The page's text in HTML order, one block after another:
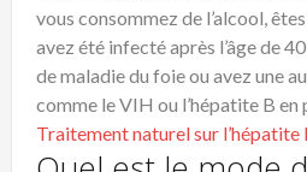
vous consommez de l’alcool,
avez été infecté après l’âge de
de maladie du foie ou avez une
comme le VIH ou l’hépatite B en
Traitement naturel sur l’hépatite